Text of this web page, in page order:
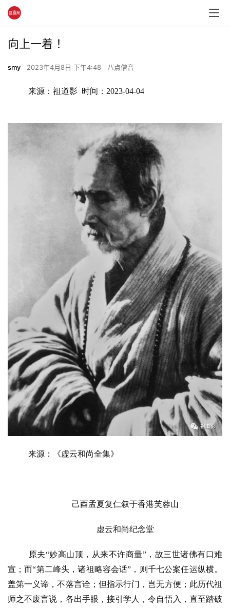
向上一着 ！
smy 2023年4月8日 下午4:48 八点僧音
来源：祖道影  时间：2023-04-04
来源：《虚云和尚全集》
己酉孟夏复仁叙于香港芙蓉山
虚云和尚纪念堂
原夫“妙高山顶，从来不许商量”，故三世诸佛有口难
宣；而“第二峰头，诸祖略容会话”，则千七公案任运纵横。
盖第一义谛，不落言诠；但指示行门，岂无方便；此历代祖
师之不废言说，各出手眼，接引学人，令自悟入，直至踏破